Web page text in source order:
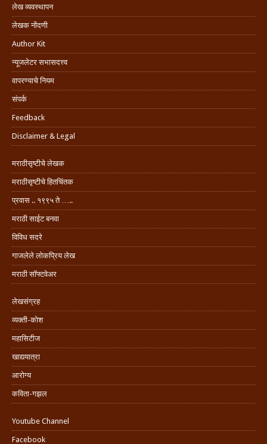
लेख व्यवस्थापन
लेखक नोंदणी
Author Kit
न्यूजलेटर सभासदत्त्व
वापरण्याचे नियम
संपर्क
Feedback
Disclaimer & Legal
मराठीसृष्टीचे लेखक
मराठीसृष्टीचे हितचिंतक
प्रवास .. १९९५ ते …..
मराठी साईट बनवा
विविध सदरे
गाजलेले लोकप्रिय लेख
मराठी सॉफ्टवेअर
लेखसंग्रह
व्यक्ती-कोश
महासिटीज
खाद्ययात्रा
आरोग्य
कविता-गझल
Youtube Channel
Facebook